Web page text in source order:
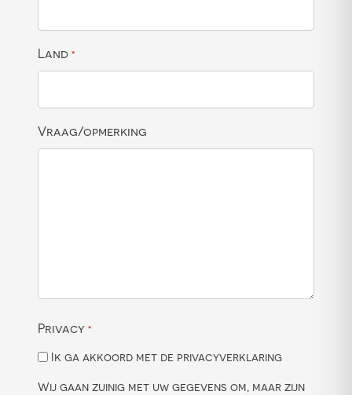
Land *
Vraag/opmerking
Privacy *
Ik ga akkoord met de privacyverklaring
Wij gaan zuinig met uw gegevens om, maar zijn